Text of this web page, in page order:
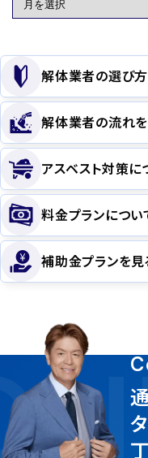
解体業者の選び
解体業者の流れ
アスベスト対策に
料金プランについ
補助金プランを見